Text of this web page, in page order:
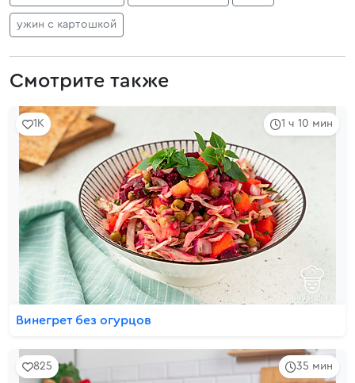
ужин с картошкой
Смотрите также
1 ч 10 мин
1K
Винегрет без огурцов
35 мин
825